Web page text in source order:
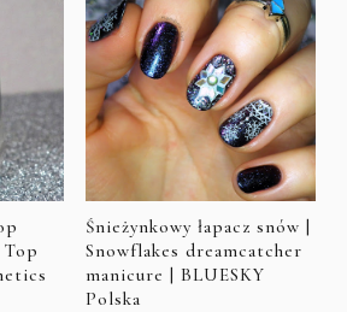
Śnieżynkowy łapacz snów |
Snowflakes dreamcatcher
manicure | BLUESKY
Polska